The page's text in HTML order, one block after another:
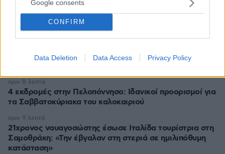
Google consents
CONFIRM
Data Deletion Data Access Privacy Policy
είμαστε στην παραλία με τον σκύλο μας
Πέντε λόγοι που η Kelly Rutherford έχει την πιο κομψή
καλοκαιρινή γκαρνταρόμπα
πριν 5 λεπτά
4 εκδρομές στην Πελοπόννησο: Ιδανικοί προορισμοί για
τα Σαββατοκύριακα του καλοκαιριού
πριν 8 λεπτά
21χρονος ναυαγοσώστης έσωσε Ιταλίδα τουρίστρια στη
Σαμοθράκη: «Την έβγαλαν στη στεριά σε ημιλιπόθυμη
κατάσταση»
πριν 9 λεπτά